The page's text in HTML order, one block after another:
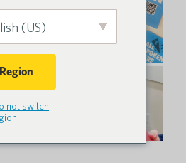
(US)
not switch